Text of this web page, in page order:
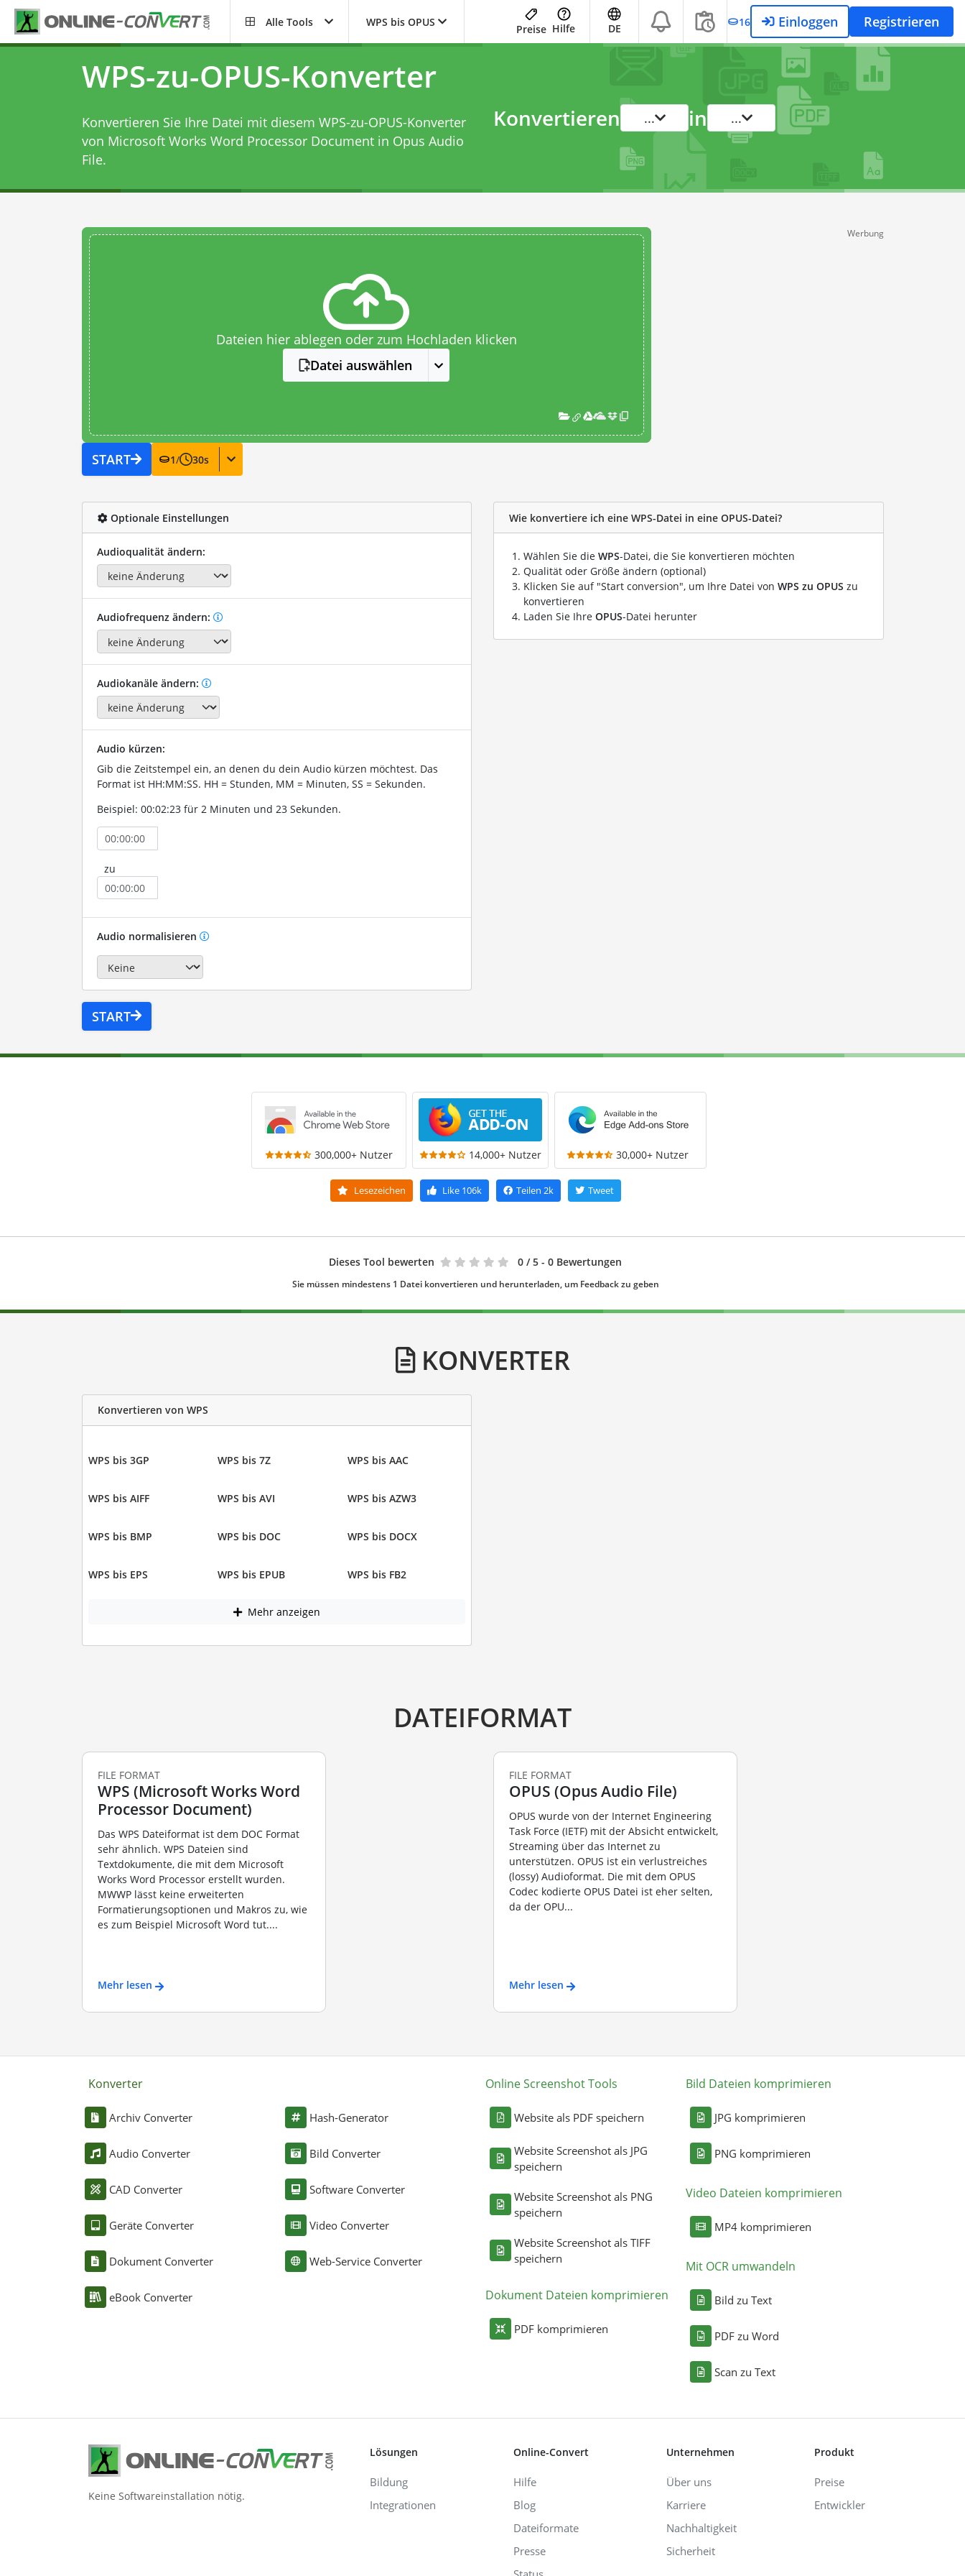
Alle Tools WPS bis OPUS
Preise Hilfe DE 16 Einloggen Registrieren
WPS-zu-OPUS-Konverter
Konvertieren Sie Ihre Datei mit diesem WPS-zu-OPUS-Konverter
von Microsoft Works Word Processor Document in Opus Audio
File.
Konvertieren ... in ...
Dateien hier ablegen oder zum Hochladen klicken
Datei auswählen
START 1/ 30s
Werbung
Optionale Einstellungen
Audioqualität ändern:
Audiofrequenz ändern:
Audiokanäle ändern:
Audio kürzen:
Gib die Zeitstempel ein, an denen du dein Audio kürzen möchtest. Das
Format ist HH:MM:SS. HH = Stunden, MM = Minuten, SS = Sekunden.
Beispiel: 00:02:23 für 2 Minuten und 23 Sekunden.
zu
Audio normalisieren
START
Wie konvertiere ich eine WPS-Datei in eine OPUS-Datei?
Wählen Sie die WPS-Datei, die Sie konvertieren möchten
Qualität oder Größe ändern (optional)
Klicken Sie auf "Start conversion", um Ihre Datei von WPS zu OPUS zu
konvertieren
Laden Sie Ihre OPUS-Datei herunter
300,000+ Nutzer 14,000+ Nutzer 30,000+ Nutzer
Lesezeichen Like106k Teilen 2k Tweet
Dieses Tool bewerten 0 / 5 - 0 Bewertungen
Sie müssen mindestens 1 Datei konvertieren und herunterladen, um Feedback zu geben
KONVERTER
Konvertieren von WPS
WPS bis 3GP WPS bis 7Z WPS bis AAC
WPS bis AIFF WPS bis AVI WPS bis AZW3
WPS bis BMP WPS bis DOC WPS bis DOCX
WPS bis EPS WPS bis EPUB WPS bis FB2
Mehr anzeigen
DATEIFORMAT
FILE FORMAT
WPS (Microsoft Works Word
Processor Document)
Das WPS Dateiformat ist dem DOC Format
sehr ähnlich. WPS Dateien sind
Textdokumente, die mit dem Microsoft
Works Word Processor erstellt wurden.
MWWP lässt keine erweiterten
Formatierungsoptionen und Makros zu, wie
es zum Beispiel Microsoft Word tut....
Mehr lesen
FILE FORMAT
OPUS (Opus Audio File)
OPUS wurde von der Internet Engineering
Task Force (IETF) mit der Absicht entwickelt,
Streaming über das Internet zu
unterstützen. OPUS ist ein verlustreiches
(lossy) Audioformat. Die mit dem OPUS
Codec kodierte OPUS Datei ist eher selten,
da der OPU...
Mehr lesen
Konverter
Archiv Converter
Audio Converter
CAD Converter
Geräte Converter
Dokument Converter
eBook Converter
Hash-Generator
Bild Converter
Software Converter
Video Converter
Web-Service Converter
Online Screenshot Tools
Website als PDF speichern
Website Screenshot als JPG
speichern
Website Screenshot als PNG
speichern
Website Screenshot als TIFF
speichern
Dokument Dateien komprimieren
PDF komprimieren
Bild Dateien komprimieren
JPG komprimieren
PNG komprimieren
Video Dateien komprimieren
MP4 komprimieren
Mit OCR umwandeln
Bild zu Text
PDF zu Word
Scan zu Text
Keine Softwareinstallation nötig.
Lösungen
Bildung
Integrationen
Online-Convert
Hilfe
Blog
Dateiformate
Presse
Unternehmen
Über uns
Karriere
Nachhaltigkeit
Sicherheit
Produkt
Preise
Entwickler